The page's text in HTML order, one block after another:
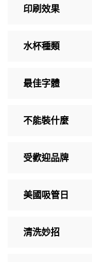
印刷效果
水杯種類
最佳字體
不能裝什麼
受歡迎品牌
美國吸管日
清洗妙招